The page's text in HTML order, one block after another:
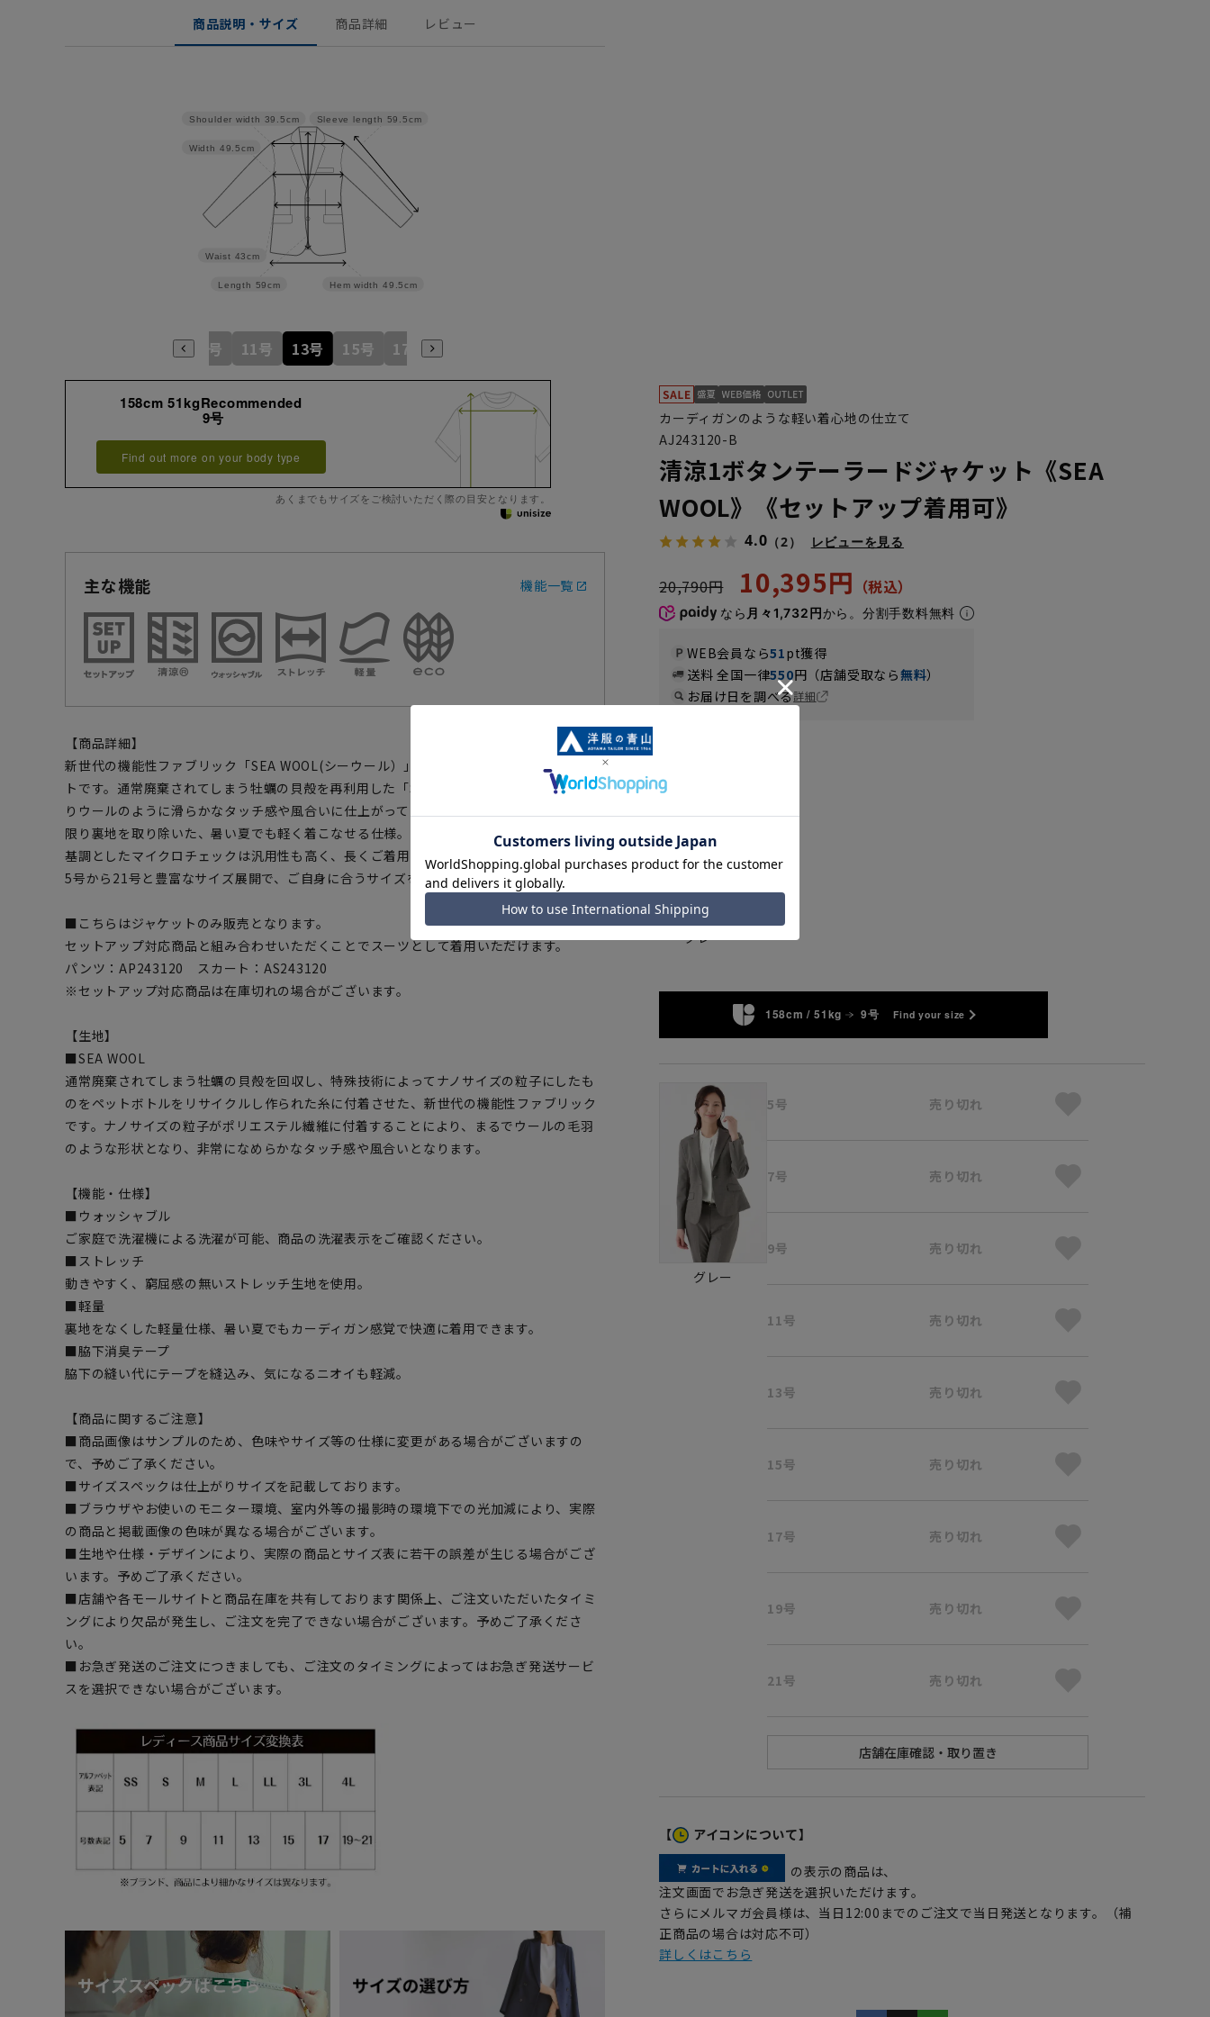
商品説明・サイズ 商品詳細 レビュー
Hem width 49.5cm
Sleeve length 59.5cm
Length 59cm
Waist 43cm
Width 49.5cm
Shoulder width 39.5cm
7号 9号 11号 13号 15号 17号
158cm 51kgRecommended
9号
Find out more on your body type
あくまでもサイズをご検討いただく際の目安となります。
主な機能 機能一覧
【商品詳細】
新世代の機能性ファブリック「SEA WOOL(シーウール）」を採用したテーラードジャケッ
トです。通常廃棄されてしまう牡蠣の貝殻を再利用した「SEA WOOL」は、特殊加工によ
りウールのように滑らかなタッチ感や風合いに仕上がっています。胴裏、袖裏まで可能な
限り裏地を取り除いた、暑い夏でも軽く着こなせる仕様。定番的で飽きの来ないグレーを
基調としたマイクロチェックは汎用性も高く、長くご着用いただけます。
5号から21号と豊富なサイズ展開で、ご自身に合うサイズをお選びいただけます。
■こちらはジャケットのみ販売となります。
セットアップ対応商品と組み合わせいただくことでスーツとして着用いただけます。
パンツ：AP243120 スカート：AS243120
※セットアップ対応商品は在庫切れの場合がございます。
【生地】
■SEA WOOL
通常廃棄されてしまう牡蠣の貝殻を回収し、特殊技術によってナノサイズの粒子にしたも
のをペットボトルをリサイクルし作られた糸に付着させた、新世代の機能性ファブリック
です。ナノサイズの粒子がポリエステル繊維に付着することにより、まるでウールの毛羽
のような形状となり、非常になめらかなタッチ感や風合いとなります。
【機能・仕様】
■ウォッシャブル
ご家庭で洗濯機による洗濯が可能、商品の洗濯表示をご確認ください。
■ストレッチ
動きやすく、窮屈感の無いストレッチ生地を使用。
■軽量
裏地をなくした軽量仕様、暑い夏でもカーディガン感覚で快適に着用できます。
■脇下消臭テープ
脇下の縫い代にテープを縫込み、気になるニオイも軽減。
【商品に関するご注意】
■商品画像はサンプルのため、色味やサイズ等の仕様に変更がある場合がございますの
で、予めご了承ください。
■サイズスペックは仕上がりサイズを記載しております。
■ブラウザやお使いのモニター環境、室内外等の撮影時の環境下での光加減により、実際
の商品と掲載画像の色味が異なる場合がございます。
■生地や仕様・デザインにより、実際の商品とサイズ表に若干の誤差が生じる場合がござ
います。予めご了承ください。
■店舗や各モールサイトと商品在庫を共有しております関係上、ご注文いただいたタイミ
ングにより欠品が発生し、ご注文を完了できない場合がございます。予めご了承くださ
い。
■お急ぎ発送のご注文につきましても、ご注文のタイミングによってはお急ぎ発送サービ
スを選択できない場合がございます。
カーディガンのような軽い着心地の仕立て
AJ243120-B
清涼1ボタンテーラードジャケット《SEA
WOOL》《セットアップ着用可》
4.0 （2） レビューを見る
20,790円 10,395円
なら 月々1,732円から。分割手数料無料
WEB会員なら51pt獲得
送料 全国一律550円（店舗受取なら無料）
お届け日を調べる詳細
グレー
158cm / 51kg 9号 Find your size
グレー
5号 売り切れ
7号 売り切れ
9号 売り切れ
11号 売り切れ
13号 売り切れ
15号 売り切れ
17号 売り切れ
19号 売り切れ
21号 売り切れ
【 アイコンについて】
の表示の商品は、
注文画面でお急ぎ発送を選択いただけます。
さらにメルマガ会員様は、当日12:00までのご注文で当日発送となります。（補
正商品の場合は対応不可）
詳しくはこちら